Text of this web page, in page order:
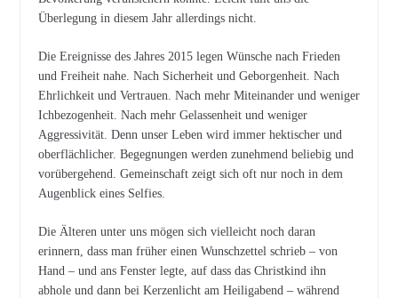
Überlegung in diesem Jahr allerdings nicht.
Die Ereignisse des Jahres 2015 legen Wünsche nach Frieden
und Freiheit nahe. Nach Sicherheit und Geborgenheit. Nach
Ehrlichkeit und Vertrauen. Nach mehr Miteinander und weniger
Ichbezogenheit. Nach mehr Gelassenheit und weniger
Aggressivität. Denn unser Leben wird immer hektischer und
oberflächlicher. Begegnungen werden zunehmend beliebig und
vorübergehend. Gemeinschaft zeigt sich oft nur noch in dem
Augenblick eines Selfies.
Die Älteren unter uns mögen sich vielleicht noch daran
erinnern, dass man früher einen Wunschzettel schrieb – von
Hand – und ans Fenster legte, auf dass das Christkind ihn
abhole und dann bei Kerzenlicht am Heiligabend – während